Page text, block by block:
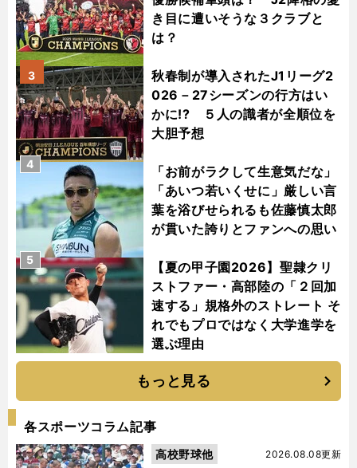
き目に遭いそうな３クラブと
は？
秋春制が導入されたJ1リーグ2
026－27シーズンの行方はい
かに!? ５人の識者が全順位を
大胆予想
3
「お前がラクして生意気だな」
「あいつ若いくせに」厳しい言
葉を浴びせられるも佐藤慎太郎
が貫いた誇りとファンへの思い
4
【夏の甲子園2026】聖隷クリ
ストファー・高部陸の「２回加
速する」規格外のストレート そ
れでもプロではなく大学進学を
選ぶ理由
5
もっと見る
各スポーツコラム記事
2026.08.08更新
高校野球他